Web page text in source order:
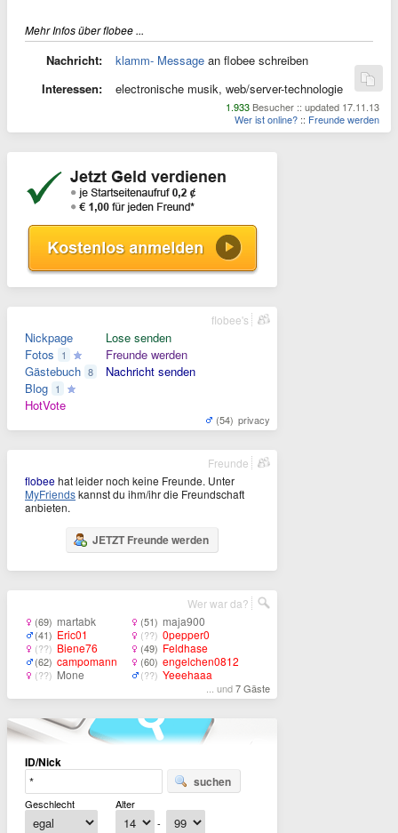
Mehr Infos über flobee ...
Nachricht: klamm- Message an flobee schreiben
Interessen:
electronische musik, web/server-technologie
1.933 Besucher :: updated 17.11.13
Wer ist online? :: Freunde werden
Nickpage
Fotos
1
Gästebuch 8
Blog 1
HotVote
Lose senden
Freunde werden
Nachricht senden
(54) privacy
flobee's
flobeehat leider noch keine Freunde. Unter
MyFriendskannst du ihm/ihr die Freundschaft
anbieten.
JETZT Freunde werden
Freunde
(69) martabk
(41) Eric01
(??) Biene76
(62) campomann
(??) Mone
(51) maja900
(??) 0pepper0
(49) Feldhase
(60) engelchen0812
(??) Yeeehaaa
... und7 Gäste
Wer war da?
ID/Nick
suchen
Geschlecht
Alter
-